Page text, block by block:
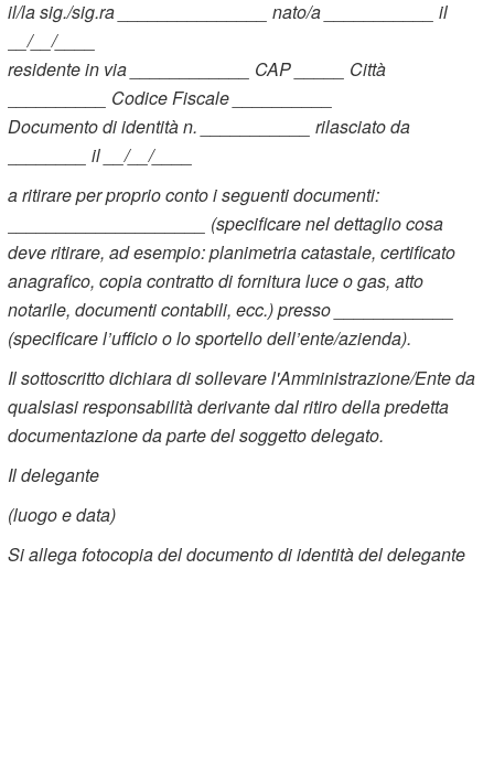
il/la sig./sig.ra _______________ nato/a ___________ il
__/__/____
residente in via ____________ CAP _____ Città
__________ Codice Fiscale __________
Documento di identità n. ___________ rilasciato da
________ il __/__/____
a ritirare per proprio conto i seguenti documenti:
____________________ (specificare nel dettaglio cosa
deve ritirare, ad esempio: planimetria catastale, certificato
anagrafico, copia contratto di fornitura luce o gas, atto
notarile, documenti contabili, ecc.) presso ____________
(specificare l’ufficio o lo sportello dell’ente/azienda).
Il sottoscritto dichiara di sollevare l'Amministrazione/Ente da
qualsiasi responsabilità derivante dal ritiro della predetta
documentazione da parte del soggetto delegato.
Il delegante
(luogo e data)
Si allega fotocopia del documento di identità del delegante